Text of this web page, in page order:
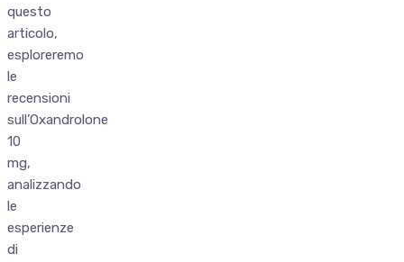
questo
articolo,
esploreremo
le
recensioni
sull’Oxandrolone
10
mg,
analizzando
le
esperienze
di